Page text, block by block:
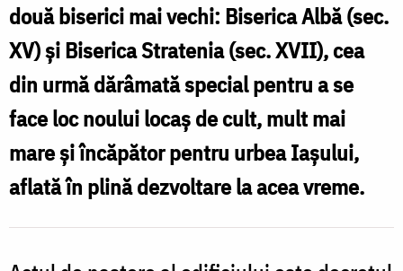
Oana
Nechifor
două biserici mai vechi: Biserica Albă (sec.
XV) şi Biserica Stratenia (sec. XVII), cea
din urmă dărâmată special pentru a se
face loc noului locaş de cult, mult mai
mare şi încăpător pentru urbea Iaşului,
aflată în plină dezvoltare la acea vreme.